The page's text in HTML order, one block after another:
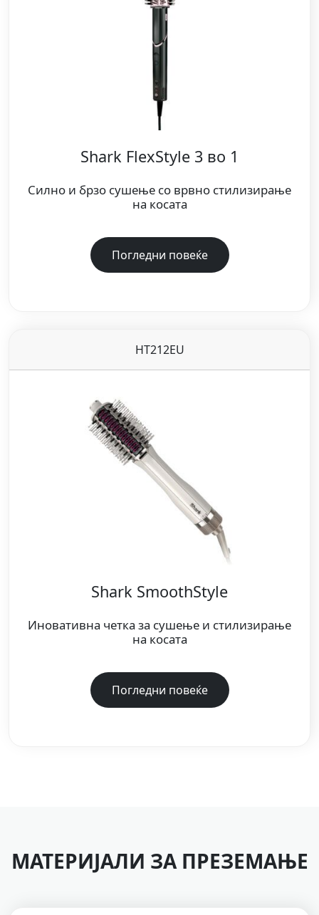
Shark FlexStyle 3 во 1
Силно и брзо сушење со врвно стилизирање
на косата
Погледни повеќе
HT212EU
Shark SmoothStyle
Иновативна четка за сушење и стилизирање
на косата
Погледни повеќе
МАТЕРИЈАЛИ ЗА ПРЕЗЕМАЊЕ